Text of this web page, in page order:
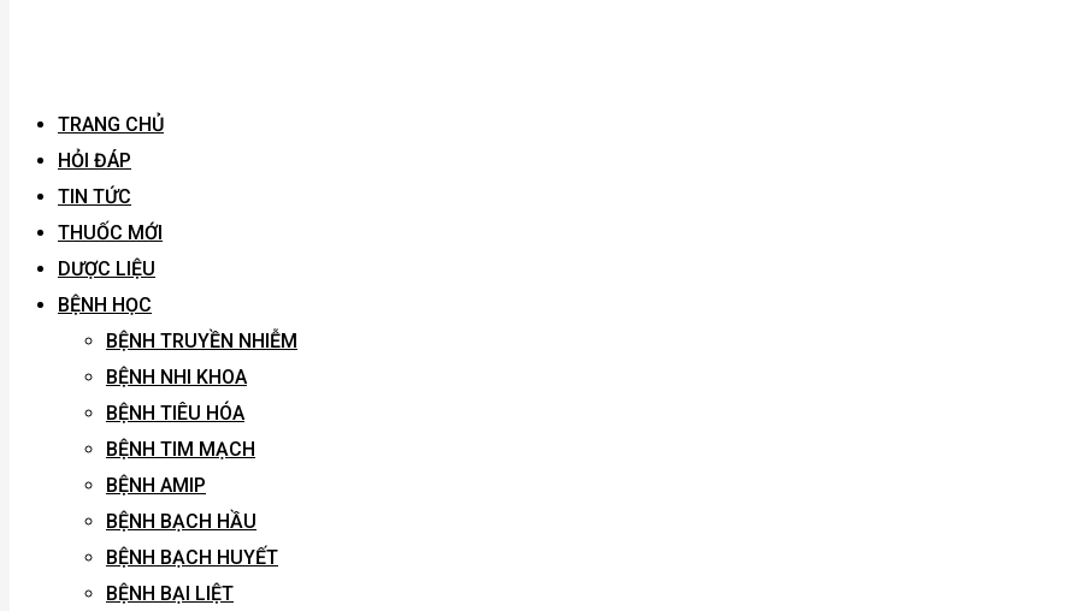
TRANG CHỦ
HỎI ĐÁP
TIN TỨC
THUỐC MỚI
DƯỢC LIỆU
BỆNH HỌC
BỆNH TRUYỀN NHIỄM
BỆNH NHI KHOA
BỆNH TIÊU HÓA
BỆNH TIM MẠCH
BỆNH AMIP
BỆNH BẠCH HẦU
BỆNH BẠCH HUYẾT
BỆNH BẠI LIỆT